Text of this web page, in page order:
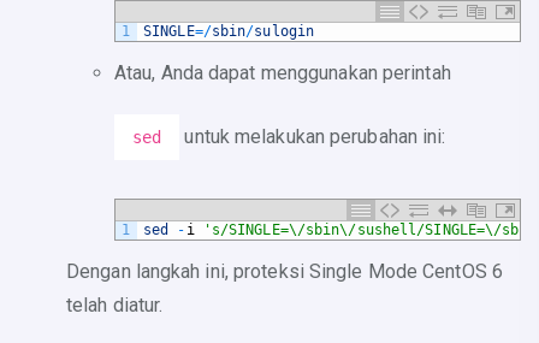
1 SINGLE=/sbin/sulogin
Atau, Anda dapat menggunakan perintah
sed untuk melakukan perubahan ini:
1 sed - i 's/SINGLE=\/sbin\/sushell/SINGLE=\/
Dengan langkah ini, proteksi Single Mode CentOS 6
telah diatur.